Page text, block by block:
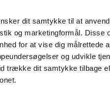
dit samtykke til at
og marketingformål. Disse
for at vise dig målrettede
og udvikle
trække dit samtykke tilbage